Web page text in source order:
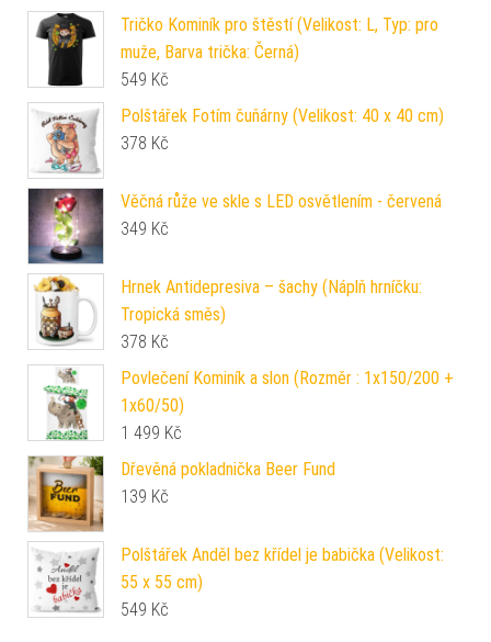
Tričko Kominík pro štěstí (Velikost: L, Typ: pro
muže, Barva trička: Černá)
549 Kč
Polštářek Fotím čuňárny (Velikost: 40 x 40 cm)
378 Kč
Věčná růže ve skle s LED osvětlením - červená
349 Kč
Hrnek Antidepresiva – šachy (Náplň hrníčku:
Tropická směs)
378 Kč
Povlečení Kominík a slon (Rozměr : 1x150/200 +
1x60/50)
1 499 Kč
Dřevěná pokladnička Beer Fund
139 Kč
Polštářek Anděl bez křídel je babička (Velikost:
55 x 55 cm)
549 Kč